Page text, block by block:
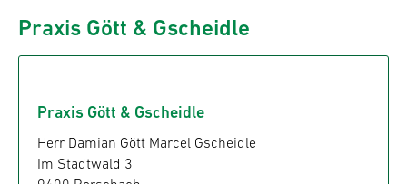
Praxis Gött & Gscheidle
Praxis Gött & Gscheidle
Herr Damian Gött Marcel Gscheidle
Im Stadtwald 3